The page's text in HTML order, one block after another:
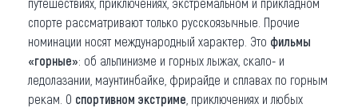
спорте рассматривают только русскоязычные. Прочие
номинации носят международный характер. Это фильмы
«горные»: об альпинизме и горных лыжах, скало- и
ледолазании, маунтинбайке, фрирайде и сплавах по горным
рекам. О спортивном экстриме , приключениях и любых